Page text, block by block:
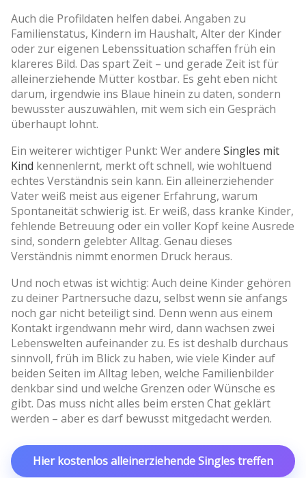
Auch die Profildaten helfen dabei. Angaben zu
Familienstatus, Kindern im Haushalt, Alter der Kinder
oder zur eigenen Lebenssituation schaffen früh ein
klareres Bild. Das spart Zeit – und gerade Zeit ist für
alleinerziehende Mütter kostbar. Es geht eben nicht
darum, irgendwie ins Blaue hinein zu daten, sondern
bewusster auszuwählen, mit wem sich ein Gespräch
überhaupt lohnt.
Ein weiterer wichtiger Punkt: Wer andere Singles mit
Kind kennenlernt, merkt oft schnell, wie wohltuend
echtes Verständnis sein kann. Ein alleinerziehender
Vater weiß meist aus eigener Erfahrung, warum
Spontaneität schwierig ist. Er weiß, dass kranke Kinder,
fehlende Betreuung oder ein voller Kopf keine Ausrede
sind, sondern gelebter Alltag. Genau dieses
Verständnis nimmt enormen Druck heraus.
Und noch etwas ist wichtig: Auch deine Kinder gehören
zu deiner Partnersuche dazu, selbst wenn sie anfangs
noch gar nicht beteiligt sind. Denn wenn aus einem
Kontakt irgendwann mehr wird, dann wachsen zwei
Lebenswelten aufeinander zu. Es ist deshalb durchaus
sinnvoll, früh im Blick zu haben, wie viele Kinder auf
beiden Seiten im Alltag leben, welche Familienbilder
denkbar sind und welche Grenzen oder Wünsche es
gibt. Das muss nicht alles beim ersten Chat geklärt
werden – aber es darf bewusst mitgedacht werden.
Hier kostenlos alleinerziehende Singles treffen